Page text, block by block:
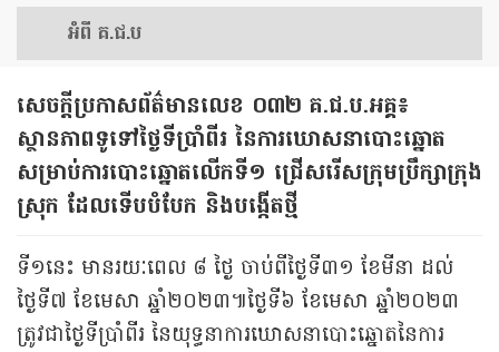
អំពី គ.ជ.ប
សេចក្តីប្រកាសព័ត៌មានលេខ ០៣២ គ.ជ.ប.អគ្គ៖
ស្ថានភាពទូទៅថ្ងៃទីប្រាំពីរ នៃការឃោសនាបោះឆ្នោត
សម្រាប់ការបោះឆ្នោតលើកទី១ ជ្រើសរើសក្រុមប្រឹក្សាក្រុង
ស្រុក ដែលទើបបំបែក និងបង្កើតថ្មី
ទី១នេះ មានរយៈពេល ៨ ថ្ងៃ ចាប់ពីថ្ងៃទី៣១ ខែមីនា ដល់
ថ្ងៃទី៧ ខែមេសា ឆ្នាំ២០២៣៕ថ្ងៃទី៦ ខែមេសា ឆ្នាំ២០២៣
ត្រូវជាថ្ងៃទីប្រាំពីរ នៃយុទ្ធនាការឃោសនាបោះឆ្នោតនៃការ